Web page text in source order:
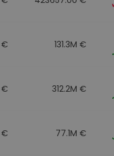
€ 131.3M €
€ 312.2M €
€ 77.1M €